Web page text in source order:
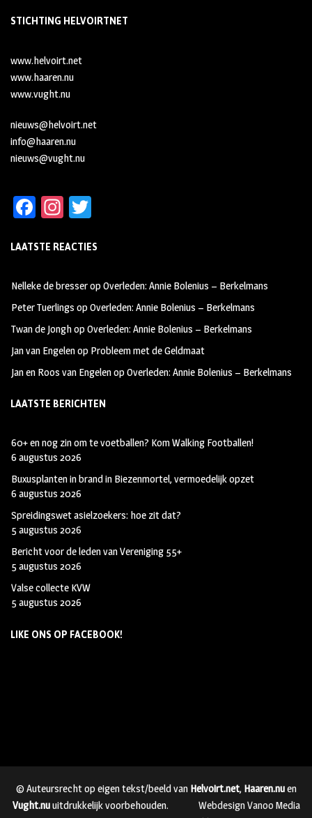
STICHTING HELVOIRTNET
www.helvoirt.net
www.haaren.nu
www.vught.nu
nieuws@helvoirt.net
info@haaren.nu
nieuws@vught.nu
Fa
b
oo
k
In
ag
m
tt
LAATSTE REACTIES
Nelleke de bresseropOverleden: Annie Bolenius – Berkelmans
Peter Tuerlings opOverleden: Annie Bolenius – Berkelmans
Twan de JonghopOverleden: Annie Bolenius – Berkelmans
Jan van Engelenop Probleem met de Geldmaat
Jan en Roos van EngelenopOverleden: Annie Bolenius – Berkelmans
LAATSTE BERICHTEN
60+ en nog zin om te voetballen? Kom Walking Footballen!
6 augustus 2026
Buxusplanten in brand in Biezenmortel, vermoedelijk opzet
6 augustus 2026
Spreidingswet asielzoekers: hoe zit dat?
5 augustus 2026
Bericht voor de leden van Vereniging 55+
5 augustus 2026
Valse collecte KVW
5 augustus 2026
LIKE ONS OP FACEBOOK!
© Auteursrecht op eigen tekst/beeld van Helvoirt.net, Haaren.nuen
Vught.nuuitdrukkelijk voorbehouden.
Webdesign Vanoo Media